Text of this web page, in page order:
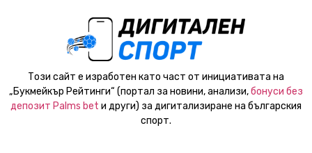
Този сайт е изработен като част от инициативата на
„Букмейкър Рейтинги“ (портал за новини, анализи,бонуси без
депозит Palms bet и други) за дигитализиране на българския
спорт.